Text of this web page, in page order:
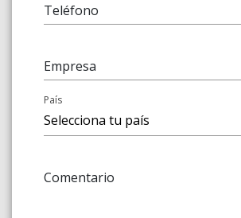
Teléfono
Empresa
País
Comentario